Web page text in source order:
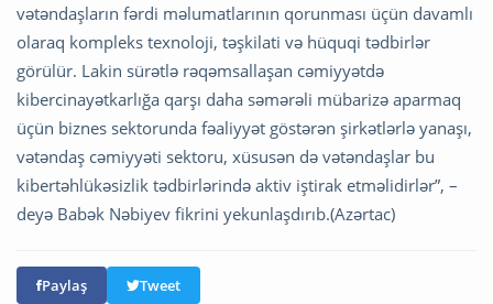
vətəndaşların fərdi məlumatlarının qorunması üçün davamlı
olaraq kompleks texnoloji, təşkilati və hüquqi tədbirlər
görülür. Lakin sürətlə rəqəmsallaşan cəmiyyətdə
kibercinayətkarlığa qarşı daha səmərəli mübarizə aparmaq
üçün biznes sektorunda fəaliyyət göstərən şirkətlərlə yanaşı,
vətəndaş cəmiyyəti sektoru, xüsusən də vətəndaşlar bu
kibertəhlükəsizlik tədbirlərində aktiv iştirak etməlidirlər”, –
deyə Babək Nəbiyev fikrini yekunlaşdırıb.(Azərtac)
Paylaş Tweet